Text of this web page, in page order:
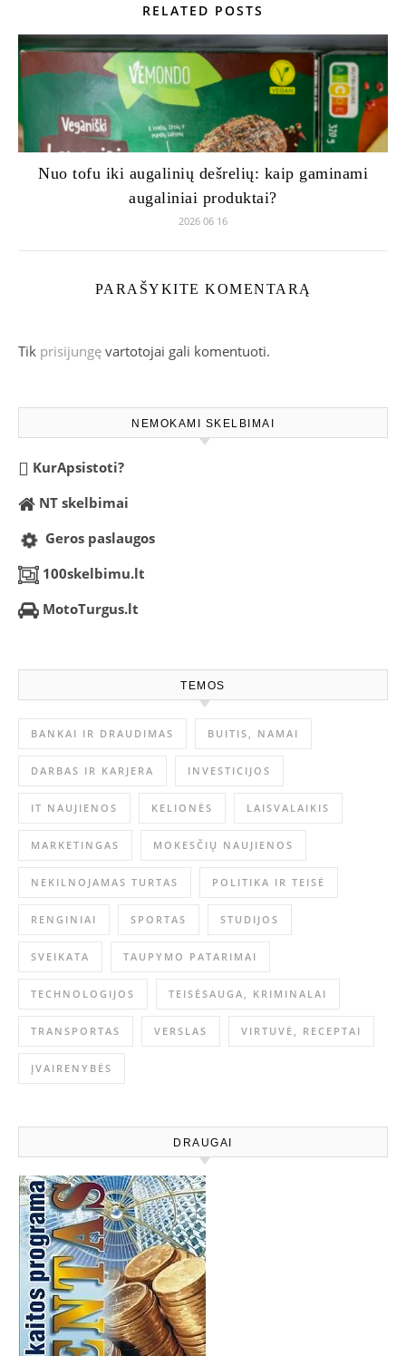
RELATED POSTS
Nuo tofu iki augalinių dešrelių: kaip gaminami
augaliniai produktai?
2026 06 16
PARAŠYKITE KOMENTARĄ
Tik prisijungę vartotojai gali komentuoti.
NEMOKAMI SKELBIMAI
KurApsistoti?
NT skelbimai
Geros paslaugos
100skelbimu.lt
MotoTurgus.lt
TEMOS
BANKAI IR DRAUDIMAS BUITIS, NAMAI
DARBAS IR KARJERA INVESTICIJOS
IT NAUJIENOS KELIONĖS LAISVALAIKIS
MARKETINGAS MOKESČIŲ NAUJIENOS
NEKILNOJAMAS TURTAS POLITIKA IR TEISĖ
RENGINIAI SPORTAS STUDIJOS
SVEIKATA TAUPYMO PATARIMAI
TECHNOLOGIJOS TEISĖSAUGA, KRIMINALAI
TRANSPORTAS VERSLAS VIRTUVĖ, RECEPTAI
ĮVAIRENYBĖS
DRAUGAI